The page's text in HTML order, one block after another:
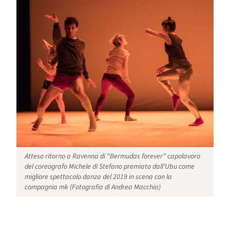
Atteso ritorno a Ravenna di “Bermudas forever” capolavoro
del coreografo Michele di Stefano premiato dall’Ubu come
migliore spettacolo danza del 2019 in scena con la
compagnia mk (Fotografia di Andrea Macchia)